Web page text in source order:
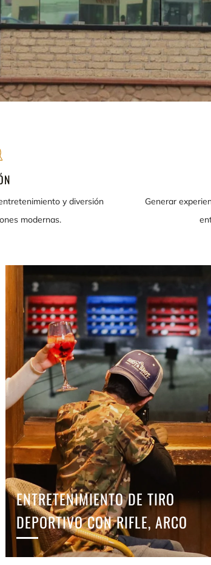
y diversión
modernas.
Generar
ENTRETENIMIENTO DE TIRO
DEPORTIVO CON RIFLE, ARCO